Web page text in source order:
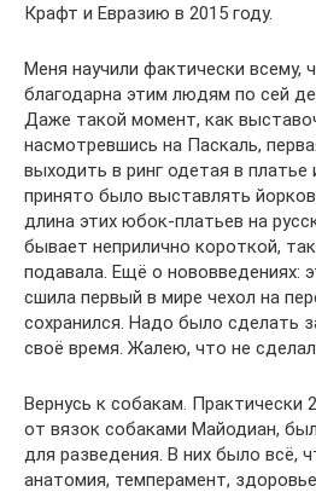
Крафт и Евразию в 2015 году.
Меня научили фактически всему,
благодарна этим людям по сей
Даже такой момент, как
насмотревшись на Паскаль,
выходить в ринг одетая в
принято было выставлять
длина этих юбок-платьев на
бывает неприлично короткой,
подавала. Ещё о нововведениях:
сшила первый в мире чехол на
сохранился. Надо было сделать
своё время. Жалею, что не
Вернусь к собакам. Практически
от вязок собаками Майодиан,
для разведения. В них было всё,
анатомия, темперамент,